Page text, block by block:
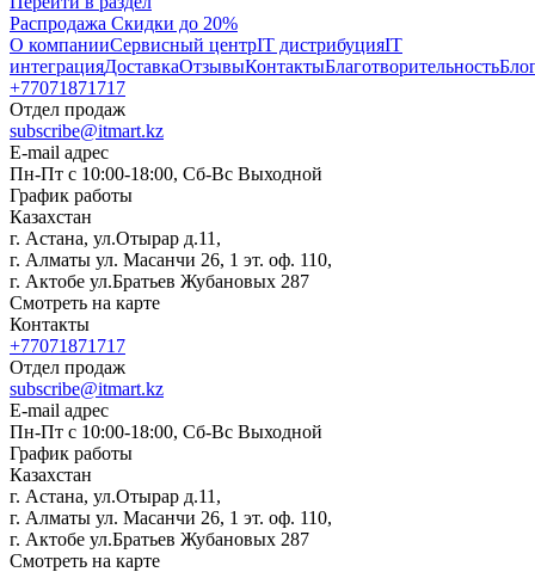
Распродажа Скидки до 20%
О компанииСервисный центрIT дистрибуцияIT
интеграцияДоставкаОтзывыКонтактыБлаготворительность
+77071871717
Отдел продаж
subscribe@itmart.kz
E-mail адрес
Пн-Пт с 10:00-18:00, Сб-Вс Выходной
График работы
Казахстан
г. Астана, ул.Отырар д.11,
г. Алматы ул. Масанчи 26, 1 эт. оф. 110,
г. Актобе ул.Братьев Жубановых 287
Смотреть на карте
Контакты
+77071871717
Отдел продаж
subscribe@itmart.kz
E-mail адрес
Пн-Пт с 10:00-18:00, Сб-Вс Выходной
График работы
Казахстан
г. Астана, ул.Отырар д.11,
г. Алматы ул. Масанчи 26, 1 эт. оф. 110,
г. Актобе ул.Братьев Жубановых 287
Смотреть на карте